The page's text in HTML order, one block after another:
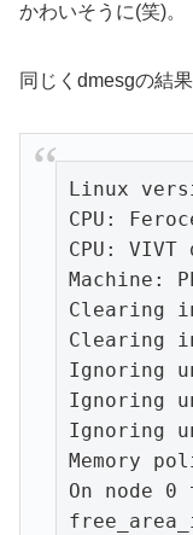
かわいそうに(笑)。
同じくdmesgの結果
Linux
CPU:
CPU:
Machine:
Clearing
Clearing
Ignoring
Ignoring
Ignoring
Memory
On node